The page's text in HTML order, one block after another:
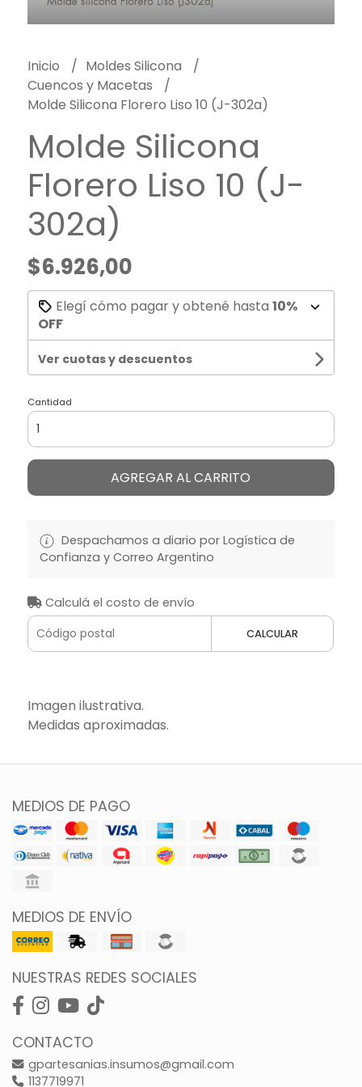
Inicio
Moldes Silicona
Cuencos y Macetas
Molde Silicona Florero Liso 10 (J-302a)
Molde Silicona
Florero Liso 10 (J-
302a)
$6.926,00
Elegí cómo pagar y obtené hasta 10%
OFF
Ver cuotas y descuentos
Cantidad
AGREGAR AL CARRITO
Despachamos a diario por Logística de
Confianza y Correo Argentino
Calculá el costo de envío
CALCULAR
Imagen ilustrativa.
Medidas aproximadas.
MEDIOS DE PAGO
MEDIOS DE ENVÍO
NUESTRAS REDES SOCIALES
CONTACTO
gpartesanias.insumos@gmail.com
1137719971